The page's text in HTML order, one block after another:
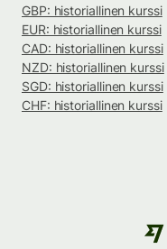
GBP: historiallinen kurssi
EUR: historiallinen kurssi
CAD: historiallinen kurssi
NZD: historiallinen kurssi
SGD: historiallinen kurssi
CHF: historiallinen kurssi